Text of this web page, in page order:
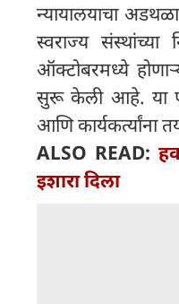
न्यायालयाचा
स्वराज्य
ऑक्टोबरमध्ये
सुरू केली आहे. या
आणि कार्यकर्त्यांना
ALSO READ:
इशारा दिला